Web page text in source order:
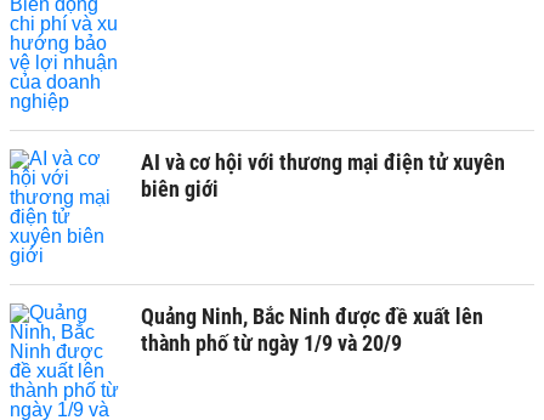
AI và cơ hội với thương mại điện tử xuyên
biên giới
Quảng Ninh, Bắc Ninh được đề xuất lên
thành phố từ ngày 1/9 và 20/9